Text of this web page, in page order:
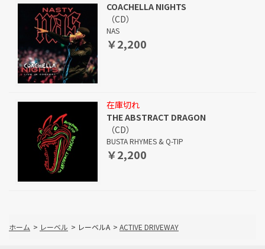
COACHELLA NIGHTS
（CD）
NAS
￥2,200
在庫切れ
THE ABSTRACT DRAGON
（CD）
BUSTA RHYMES & Q-TIP
￥2,200
ホーム > レーベル > レーベルA > ACTIVE DRIVEWAY